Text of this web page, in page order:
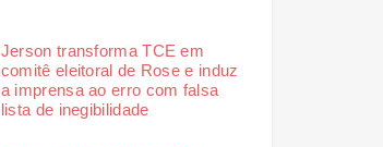
Jerson transforma TCE em
comitê eleitoral de Rose e induz
a imprensa ao erro com falsa
lista de inegibilidade